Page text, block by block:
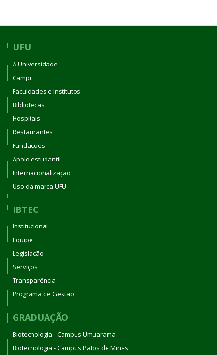
DE
DE
UFU
A Universidade
Campi
Faculdades e Institutos
Bibliotecas
Hospitais
Restaurantes
Fundações
Apoio estudantil
Internacionalização
Uso da marca UFU
IBTEC
Institucional
Equipe
Legislação
Serviços
Transparência
Programa de Gestão
GRADUAÇÃO
Biotecnologia - Campus Umuarama
Biotecnologia - Campus Patos de Minas